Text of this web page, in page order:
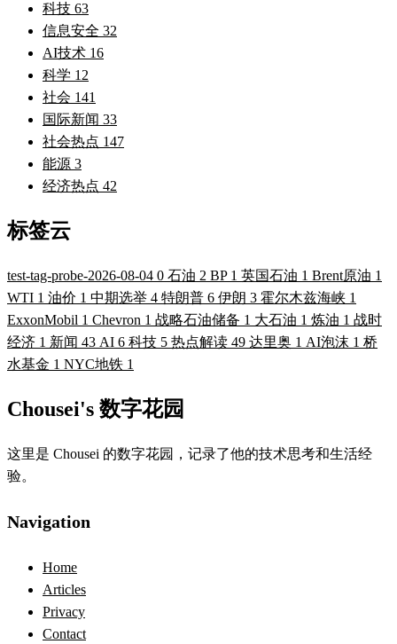
科技 63
信息安全 32
AI技术 16
科学 12
社会 141
国际新闻 33
社会热点 147
能源 3
经济热点 42
标签云
test-tag-probe-2026-08-04 0 石油 2 BP 1 英国石油 1 Brent原油 1
WTI 1 油价 1 中期选举 4 特朗普 6 伊朗 3 霍尔木兹海峡 1
ExxonMobil 1 Chevron 1 战略石油储备 1 大石油 1 炼油 1 战时
经济 1 新闻 43 AI 6 科技 5 热点解读 49 达里奥 1 AI泡沫 1 桥
水基金 1 NYC地铁 1
Chousei's 数字花园
这里是 Chousei 的数字花园，记录了他的技术思考和生活经
验。
Navigation
Home
Articles
Privacy
Contact